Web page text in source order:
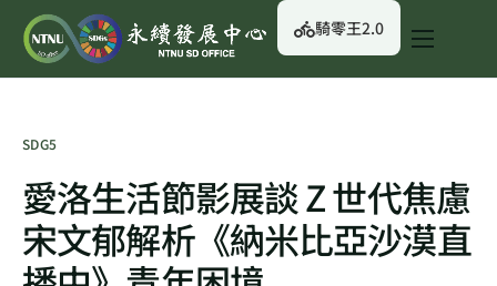
關於我們
永續資訊
校園綠生活
騎零王2.0
SDG5
愛洛生活節影展談 Z 世代焦慮
宋文郁解析《納米比亞沙漠直